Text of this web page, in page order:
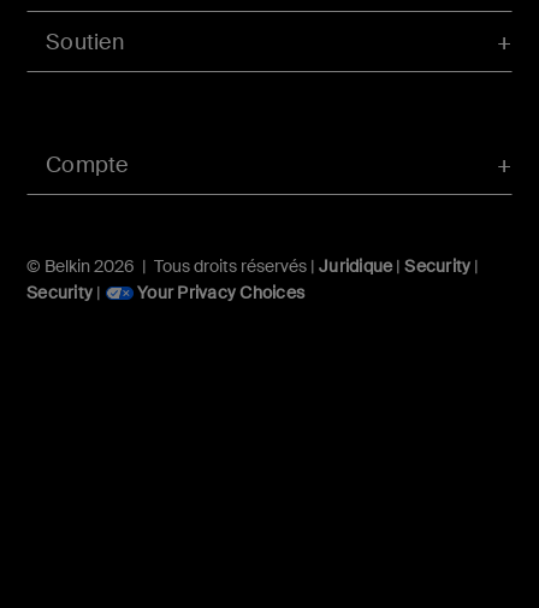
Compte
Soutien
© Belkin 2026 | Tous droits réservés | Juridique|Security |
Security | Your Privacy Choices